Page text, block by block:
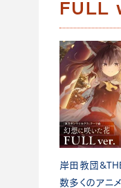
FULL
岸田教団&THE
数多くのアニ